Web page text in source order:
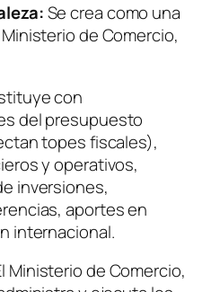
Se crea como una
de Comercio,
con
del presupuesto
topes fiscales),
y operativos,
inversiones,
aportes en
internacional.
Ministerio de Comercio,